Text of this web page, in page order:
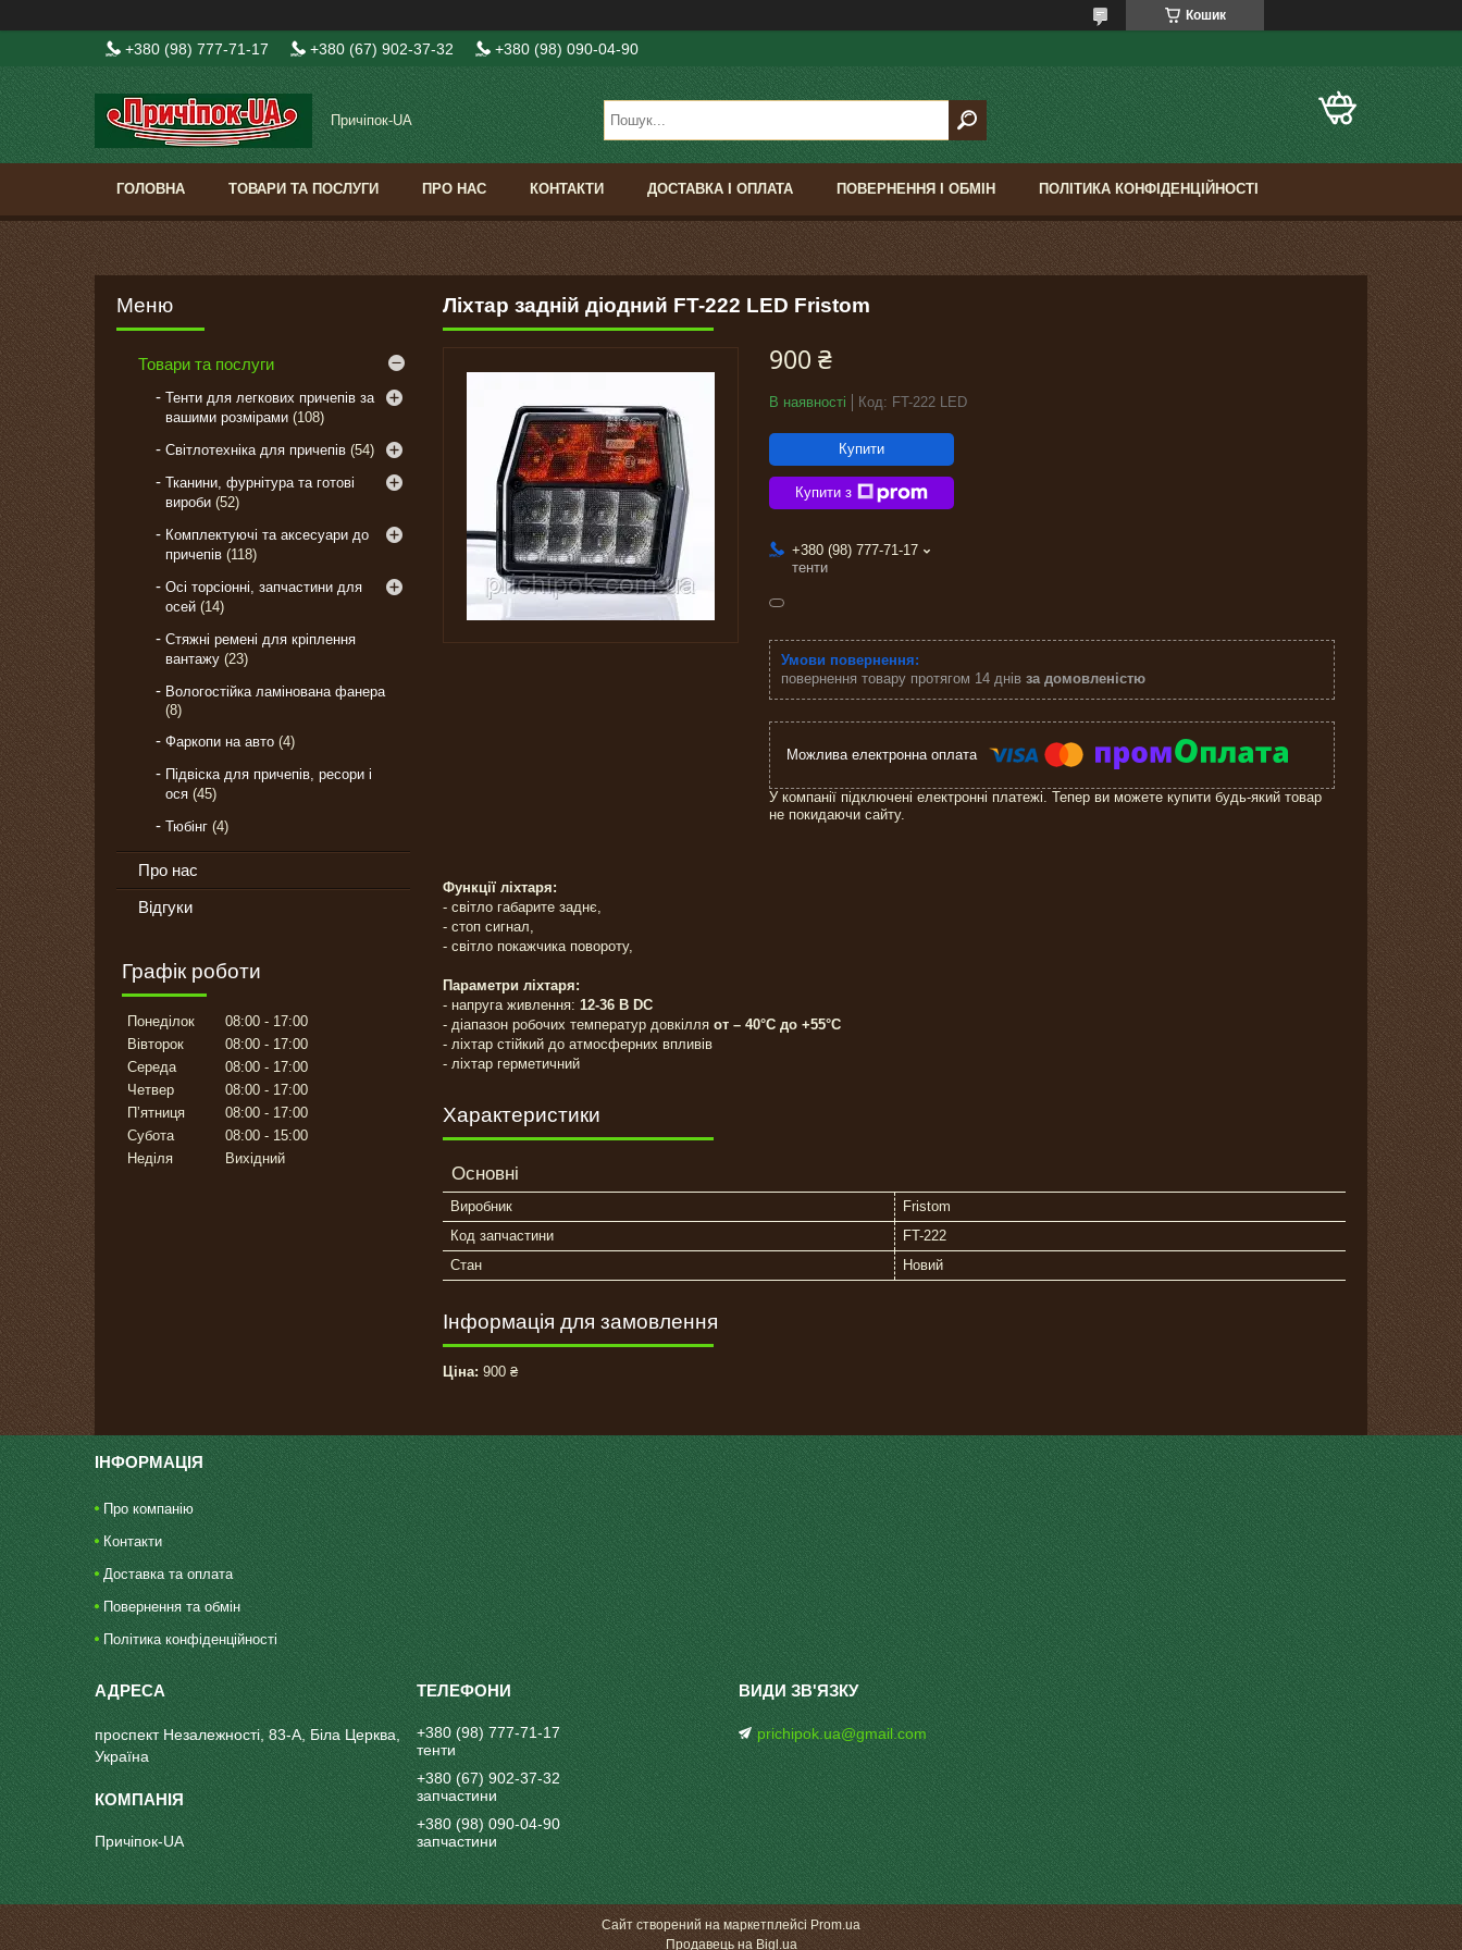
Кошик
+380 (98) 777-71-17 +380 (67) 902-37-32 +380 (98) 090-04-90
Причіпок-UA
ГОЛОВНА ТОВАРИ ТА ПОСЛУГИ ПРО НАС КОНТАКТИ ДОСТАВКА І ОПЛАТА ПОВЕРНЕННЯ І ОБМІН ПОЛІТИКА КОНФІДЕНЦІЙНОСТІ
Ліхтар задній діодний FT-222 LED Fristom
900 ₴
В наявності Код: FT-222 LED
Купити
Купити з
+380 (98) 777-71-17
тенти
повернення товару протягом 14 днів за домовленістю
У компанії підключені електронні платежі. Тепер ви можете купити будь-який товар
не покидаючи сайту.
Функції ліхтаря:
- світло габарите заднє,
- стоп сигнал,
- світло покажчика повороту,
Параметри ліхтаря:
- напруга живлення: 12-36 В DC
- діапазон робочих температур довкілля от – 40°C до +55°C
- ліхтар стійкий до атмосферних впливів
- ліхтар герметичний
Характеристики
Основні
Виробник
Fristom
Код запчастини
FT-222
Стан
Новий
Інформація для замовлення
Ціна: 900 ₴
Товари та послуги
Тенти для легкових причепів за
вашими розмірами 108
Світлотехніка для причепів 54
Тканини, фурнітура та готові
вироби 52
Комплектуючі та аксесуари до
причепів 118
Осі торсіонні, запчастини для
осей 14
Стяжні ремені для кріплення
вантажу 23
Вологостійка ламінована фанера
8
Фаркопи на авто 4
Підвіска для причепів, ресори і
ося 45
Тюбінг 4
Про нас
Відгуки
Графік роботи
Понеділок 08:00
17:00
Вівторок
08:00
17:00
Середа
08:00
17:00
Четвер
08:00
17:00
Пʼятниця
08:00
17:00
Субота
08:00
15:00
Неділя
Вихідний
ІНФОРМАЦІЯ
Про компанію
Контакти
Доставка та оплата
Повернення та обмін
Політика конфіденційності
проспект Незалежності, 83-А, Біла Церква,
Україна
Причіпок-UA
+380 (98) 777-71-17
тенти
+380 (67) 902-37-32
запчастини
+380 (98) 090-04-90
запчастини
prichipok.ua@gmail.com
Сайт створений на маркетплейсіProm.ua
Продавець на Bigl.ua